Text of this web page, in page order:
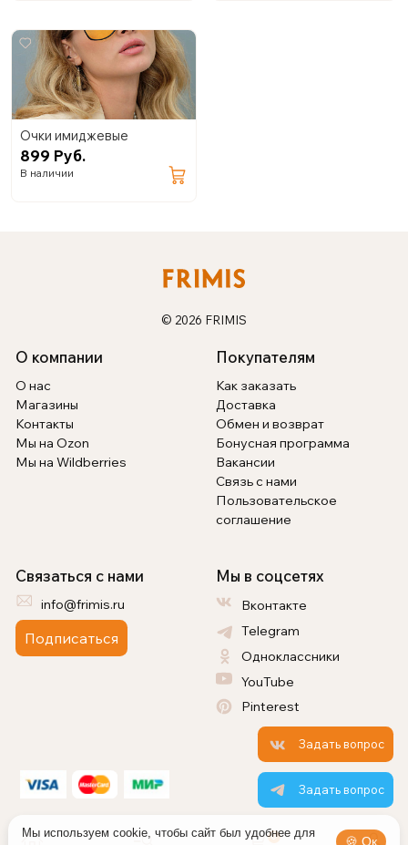
0
Очки имиджевые
899 Руб.
В наличии
© 2026 FRIMIS
О компании
О нас
Магазины
Контакты
Мы на Ozon
Мы на Wildberries
Покупателям
Как заказать
Доставка
Обмен и возврат
Бонусная программа
Вакансии
Связь с нами
Пользовательское
соглашение
Связаться с нами
info@frimis.ru
Подписаться
Мы в соцсетях
Вконтакте
Telegram
Одноклассники
YouTube
Pinterest
Задать вопрос
Задать вопрос
Мы используем cookie, чтобы сайт был удобнее для
🍪 Ок